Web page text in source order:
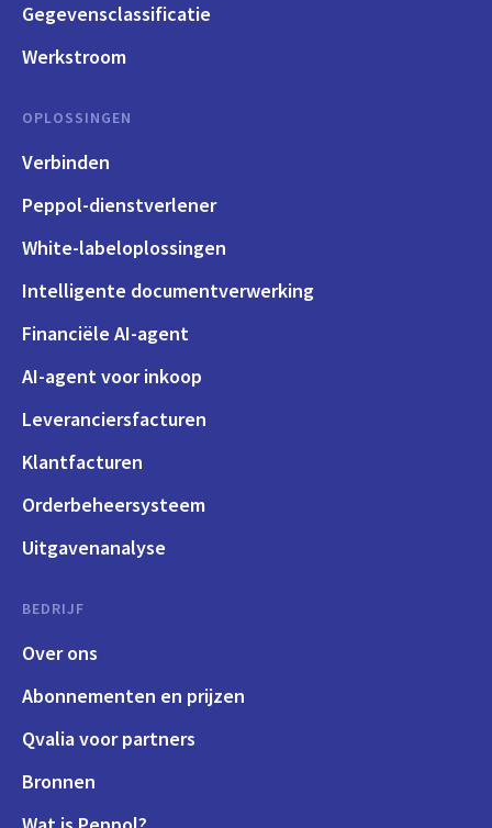
Gegevensclassificatie
Werkstroom
OPLOSSINGEN
Verbinden
Peppol-dienstverlener
White-labeloplossingen
Intelligente documentverwerking
Financiële AI-agent
AI-agent voor inkoop
Leveranciersfacturen
Klantfacturen
Orderbeheersysteem
Uitgavenanalyse
BEDRIJF
Over ons
Abonnementen en prijzen
Qvalia voor partners
Bronnen